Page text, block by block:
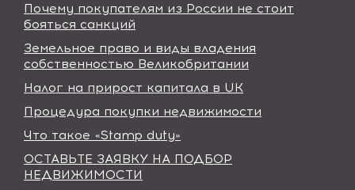
Почему покупателям из России не стоит
бояться санкций
Земельное право и виды владения
собственностью Великобритании
Налог на прирост капитала в UK
Процедура покупки недвижимости
Что такое «Stamp duty»
ОСТАВЬТЕ ЗАЯВКУ НА ПОДБОР
НЕДВИЖИМОСТИ